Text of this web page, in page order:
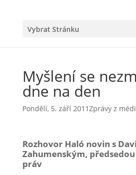
Vybrat Stránku
Myšlení se
dne na den
Pondělí, 5. září 2011Zprávy z
Rozhovor Haló novin s
Zahumenským,
práv